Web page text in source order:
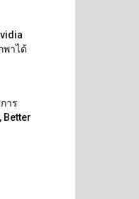
พาได้
าร
Better